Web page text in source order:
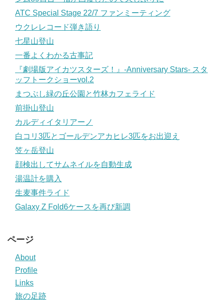
ATC Special Stage 22/7 ファンミーティング
ウクレレコード弾き語り
七星山登山
一番よくわかる古事記
『劇場版アイカツスターズ！』-Anniversary Stars- スタ
ッフトークショーvol.2
まつぶし緑の丘公園と竹林カフェライド
前掛山登山
カルディイタリアーノ
白コリ3匹とゴールデンアカヒレ3匹をお出迎え
笠ヶ岳登山
顔検出してサムネイルを自動生成
湯温計を購入
生麦事件ライド
Galaxy Z Fold6ケースを再び新調
ページ
About
Profile
Links
旅の足跡